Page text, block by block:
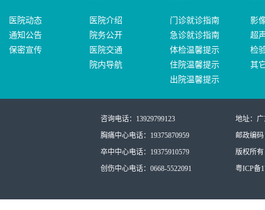
医院动态
通知公告
保密宣传
医院介绍
院务公开
医院交通
院内导航
门诊就诊指南
急诊就诊指南
体检温馨提示
住院温馨提示
出院温馨提示
影
超
检
其
咨询电话：13929799123
胸痛中心电话：19375870959
卒中中心电话：19375910579
创伤中心电话：0668-5522091
地址：
邮政编码
版权所
粤ICP备